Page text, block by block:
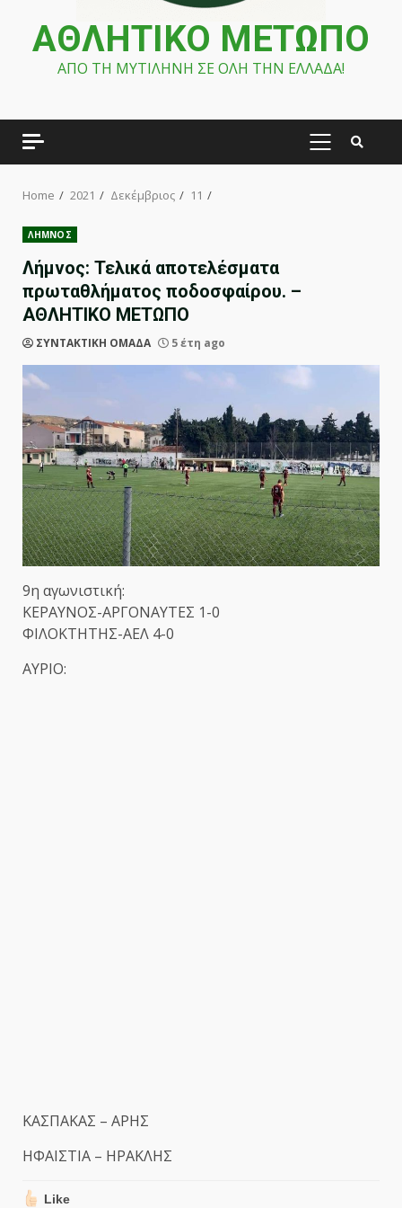
ΑΘΛΗΤΙΚΟ ΜΕΤΩΠΟ
ΑΠΟ ΤΗ ΜΥΤΙΛΗΝΗ ΣΕ ΟΛΗ ΤΗΝ ΕΛΛΑΔΑ!
PRIMARY
Home 2021 Δεκέμβριος 11
ΛΗΜΝΟΣ
Λήμνος: Τελικά αποτελέσματα
πρωταθλήματος ποδοσφαίρου. –
ΑΘΛΗΤΙΚΟ ΜΕΤΩΠΟ
ΣΥΝΤΑΚΤΙΚΗ ΟΜΑΔΑ 5 έτη ago
9η αγωνιστική:
ΚΕΡΑΥΝΟΣ-ΑΡΓΟΝΑΥΤΕΣ 1-0
ΦΙΛΟΚΤΗΤΗΣ-ΑΕΛ 4-0
ΑΥΡΙΟ:
ΚΑΣΠΑΚΑΣ – ΑΡΗΣ
ΗΦΑΙΣΤΙΑ – ΗΡΑΚΛΗΣ
Like